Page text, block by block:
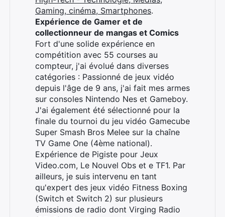
Gaming, cinéma, Smartphones.
Expérience de Gamer et de
collectionneur de mangas et Comics
Fort d'une solide expérience en
compétition avec 55 courses au
compteur, j'ai évolué dans diverses
catégories : Passionné de jeux vidéo
depuis l'âge de 9 ans, j'ai fait mes armes
sur consoles Nintendo Nes et Gameboy.
J'ai également été sélectionné pour la
finale du tournoi du jeu vidéo Gamecube
Super Smash Bros Melee sur la chaîne
TV Game One (4ème national).
Expérience de Pigiste pour Jeux
Video.com, Le Nouvel Obs et e TF1. Par
ailleurs, je suis intervenu en tant
qu'expert des jeux vidéo Fitness Boxing
(Switch et Switch 2) sur plusieurs
émissions de radio dont Virging Radio